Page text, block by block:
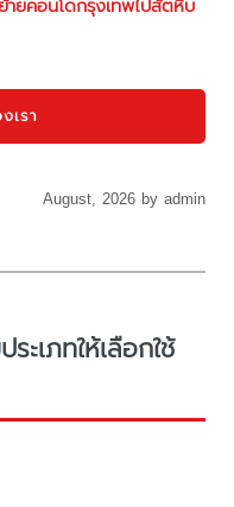
ายคอนโดกรุงเทพไปสัตหีบ
เรา
August, 2026 by admin
ะเภทให้เลือกใช้